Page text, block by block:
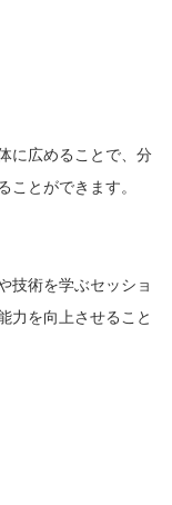
に広めることで、分
ことができます。
技術を学ぶセッショ
力を向上させること